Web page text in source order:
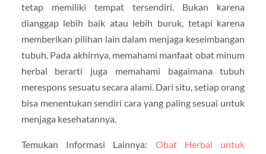
tetap memiliki tempat tersendiri. Bukan karena
dianggap lebih baik atau lebih buruk, tetapi karena
memberikan pilihan lain dalam menjaga keseimbangan
tubuh. Pada akhirnya, memahami manfaat obat minum
herbal berarti juga memahami bagaimana tubuh
merespons sesuatu secara alami. Dari situ, setiap orang
bisa menentukan sendiri cara yang paling sesuai untuk
menjaga kesehatannya.
Temukan Informasi Lainnya: Obat Herbal untuk